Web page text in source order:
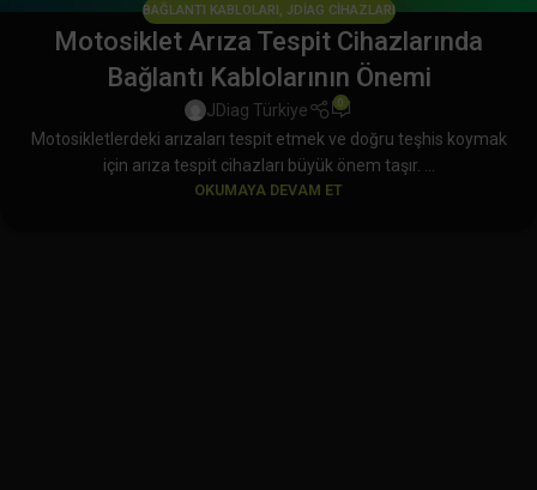
BAĞLANTI KABLOLARI, JDIAG CIHAZLARI
Motosiklet Arıza Tespit Cihazlarında
Bağlantı Kablolarının Önemi
JDiag Türkiye 0
Motosikletlerdeki arızaları tespit etmek ve doğru teşhis koymak
için arıza tespit cihazları büyük önem taşır. ...
OKUMAYA DEVAM ET